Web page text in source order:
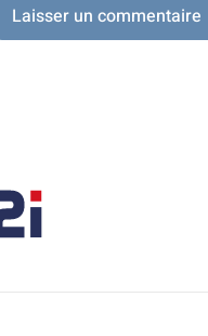
Laisser un commentaire